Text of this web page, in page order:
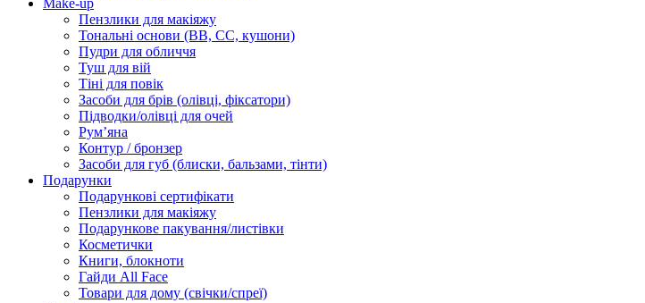
Make-up
Пензлики для макіяжу
Тональні основи (BB, CC, кушони)
Пудри для обличчя
Туш для вій
Тіні для повік
Засоби для брів (олівці, фіксатори)
Підводки/олівці для очей
Румʼяна
Контур / бронзер
Засоби для губ (блиски, бальзами, тінти)
Подарунки
Подарункові сертифікати
Пензлики для макіяжу
Подарункове пакування/листівки
Косметички
Книги, блокноти
Гайди All Face
Товари для дому (свічки/спреї)